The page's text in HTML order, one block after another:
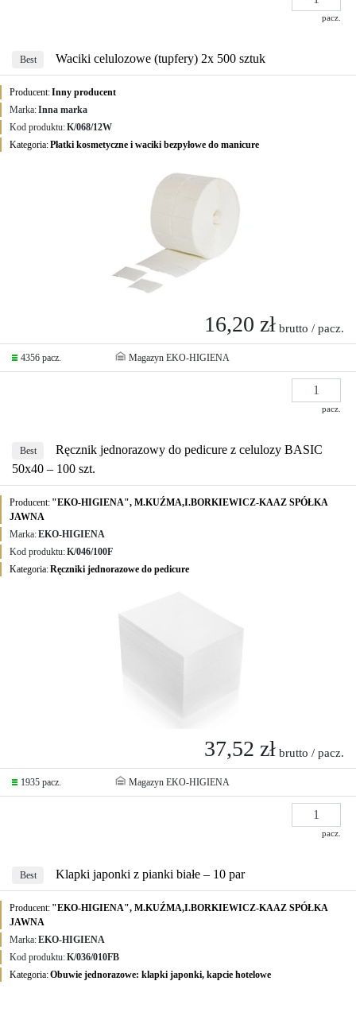
pacz.
Best Waciki celulozowe (tupfery) 2x 500 sztuk
Producent:Inny producent
Marka:Inna marka
Kod produktu:K/068/12W
Kategoria:Płatki kosmetyczne i waciki bezpyłowe do manicure
16,20 zł brutto / pacz.
4356 pacz. Magazyn EKO-HIGIENA
pacz.
Best
Ręcznik jednorazowy do pedicure z celulozy BASIC
50x40 – 100 szt.
Producent: "EKO-HIGIENA", M.KUŹMA,I.BORKIEWICZ-KAAZ SPÓŁKA
JAWNA
Marka:EKO-HIGIENA
Kod produktu:K/046/100F
Kategoria:Ręczniki jednorazowe do pedicure
37,52 zł brutto / pacz.
1935 pacz. Magazyn EKO-HIGIENA
pacz.
Best Klapki japonki z pianki białe – 10 par
Producent: "EKO-HIGIENA", M.KUŹMA,I.BORKIEWICZ-KAAZ SPÓŁKA
JAWNA
Marka:EKO-HIGIENA
Kod produktu:K/036/010FB
Kategoria:Obuwie jednorazowe: klapki japonki, kapcie hotelowe